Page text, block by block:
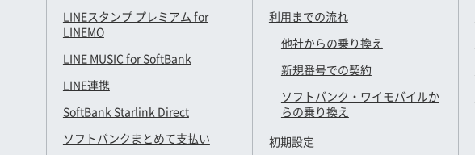
LINEスタンプ プレミアム for
LINEMO
LINE MUSIC for SoftBank
LINE連携
SoftBank Starlink Direct
ソフトバンクまとめて支払い
利用までの流れ
他社からの乗り換え
新規番号での契約
ソフトバンク・ワイモバイルか
らの乗り換え
初期設定